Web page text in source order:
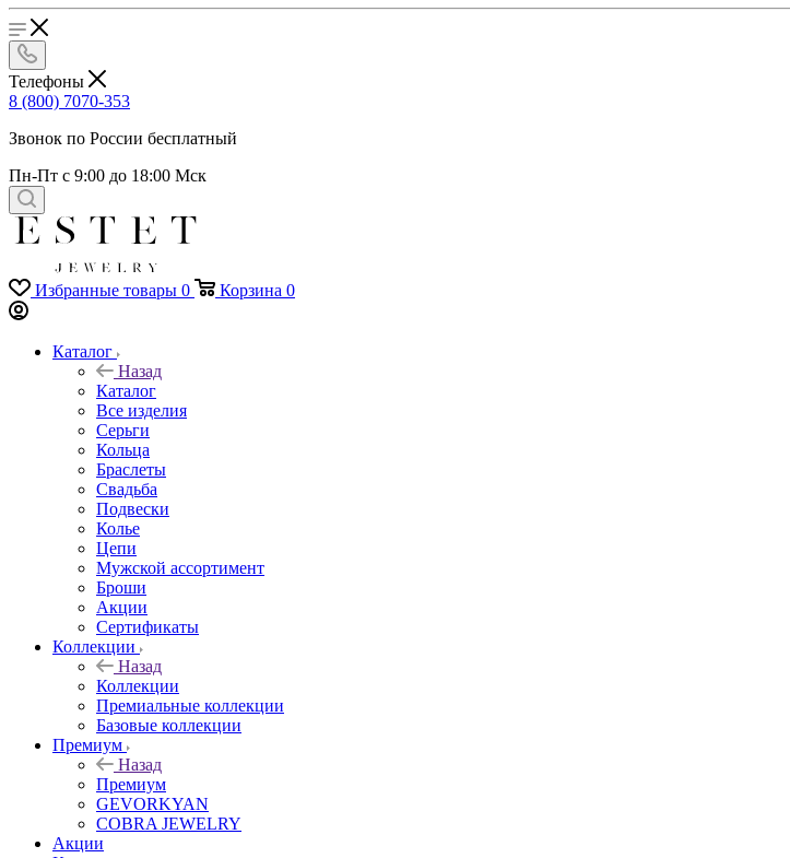
Телефоны
8 (800) 7070-353
Звонок по России бесплатный
Пн-Пт с 9:00 до 18:00 Мск
Избранные товары 0 Корзина 0
Каталог
Назад
Каталог
Все изделия
Серьги
Кольца
Браслеты
Свадьба
Подвески
Колье
Цепи
Мужской ассортимент
Броши
Акции
Сертификаты
Коллекции
Назад
Коллекции
Премиальные коллекции
Базовые коллекции
Премиум
Назад
Премиум
GEVORKYAN
COBRA JEWELRY
Акции